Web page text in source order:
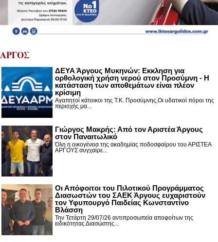
ΑΡΓΟΣ
ΔΕΥΑ Άργους Μυκηνών: Εκκληση για
ορθολογική χρήση νερού στον Προσύμνη - Η
κατάσταση των αποθεμάτων είναι πλέον
κρίσιμη
Αγαπητοί κάτοικοι της Τ.Κ. Προσύμνης,Οι υδατικοί πόροι της
περιοχής μα...
Γιώργος Μακρής: Από τον Αριστέα Άργους
στον Παναιτωλικό
Όλη η οικογένεια της ακαδημίας ποδοσφαίρου του ΑΡΙΣΤΕΑ
ΑΡΓΟΥΣ συγχαίρε...
Οι Απόφοιτοι του Πιλοτικού Προγράμματος
Διασωστών του ΣΑΕΚ Άργους ευχαριστούν
τον Υφυπουργό Παιδείας Κωνσταντίνο
Βλάσση
Την Τετάρτη 29/07/26 αντιπροσωπεία αποφοίτων της
ειδικότητας Διασώστης...